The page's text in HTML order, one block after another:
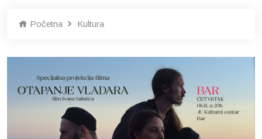
Početna Kultura